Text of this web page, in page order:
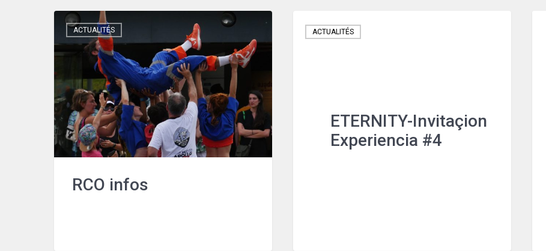
ACTUALITÉS
RCO infos
ACTUALITÉS
ETERNITY-Invitaçion
Experiencia #4